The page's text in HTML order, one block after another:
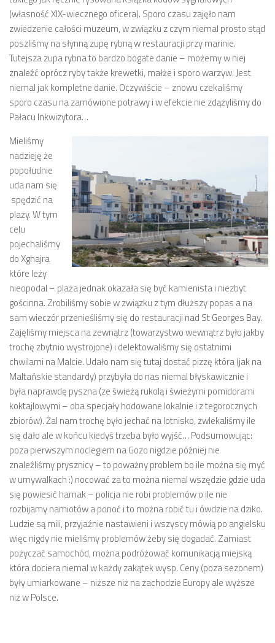
(własność XIX-wiecznego oficera). Sporo czasu zajęło nam
zwiedzenie całości muzeum, w związku z czym niemal prosto stąd
poszliśmy na słynną zupę rybną w restauracji przy marinie.
Tutejsza zupa rybna to bardzo bogate danie – możemy w niej
znaleźć oprócz ryby także krewetki, małże i sporo warzyw. Jest
niemal jak kompletne danie. Oczywiście – znowu czekaliśmy
sporo czasu na zamówione potrawy i w efekcie nie zdążyliśmy do
Pałacu Inkwizytora…
Mieliśmy
nadzieję że
popołudnie
uda nam się
spędzić na
plaży. W tym
celu
pojechaliśmy
do Xghajra
które leży
nieopodal – plaża jednak okazała się być kamienista i niezbyt
gościnna. Zrobiliśmy sobie w związku z tym dłuższy popas a na
sam wieczór przenieśliśmy się do restauracji nad St Georges Bay.
Zajęliśmy miejsca na zewnątrz (towarzystwo wewnątrz było jakby
trochę zbytnio wystrojone) i delektowaliśmy się ostatnimi
chwilami na Malcie. Udało nam się tutaj dostać pizzę która (jak na
Maltańskie standardy) przybyła do nas niemal błyskawicznie i
była naprawdę pyszna (ze świeżą rukolą i świeżymi pomidorami
koktajlowymi – oba specjały hodowane lokalnie i z tegorocznych
zbiorów). Żal nam trochę było jechać na lotnisko, zwlekaliśmy ile
się dało ale w końcu kiedyś trzeba było wyjść… Podsumowując:
poza pierwszym noclegiem na Gozo nigdzie później nie
znaleźliśmy prysznicy – to poważny problem bo ile można się myć
w umywalkach :) nocować za to można niemal wszędzie gdzie uda
się powiesić hamak – policja nie robi problemów o ile nie
rozbijamy namiotów a ponoć i to można robić tu i ówdzie na dziko.
Ludzie są mili, przyjaźnie nastawieni i wszyscy mówią po angielsku
więc nigdy nie mieliśmy problemów żeby się dogadać. Zamiast
pożyczać samochód, można podróżować komunikacją miejską
która dociera niemal w każdy zakątek wysp. Ceny (poza sezonem)
były umiarkowane – niższe niż na zachodzie Europy ale wyższe
niż w Polsce.